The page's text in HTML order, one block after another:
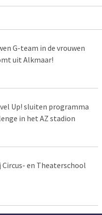
G-team in de vrouwen
uit Alkmaar!
Up! sluiten programma
in het AZ stadion
Circus- en Theaterschool